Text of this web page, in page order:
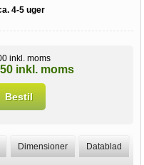
4-5 uger
inkl. moms
inkl. moms
Bestil
Dimensioner Datablad